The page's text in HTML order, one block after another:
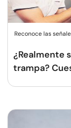
Reconoce las
¿Realmente
trampa?